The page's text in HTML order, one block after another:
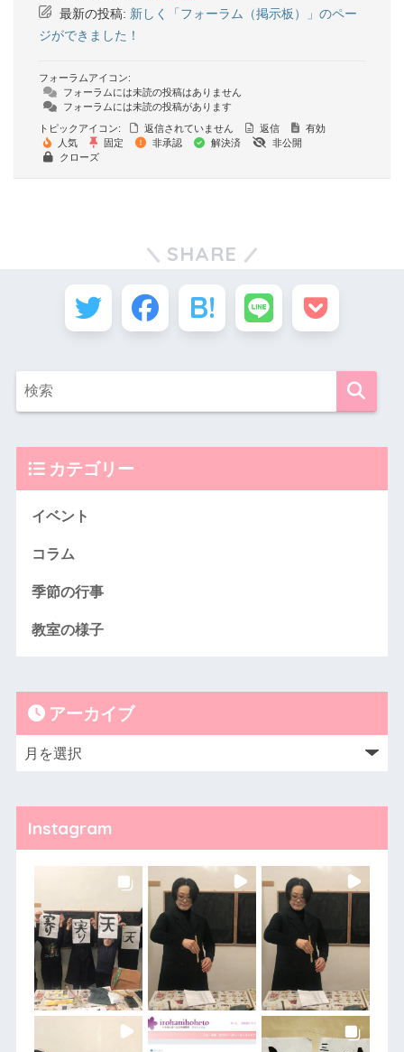
最新の投稿: 新しく「フォーラム（掲示板）」のペー
ジができました！
フォーラムアイコン:
フォーラムには未読の投稿はありません
フォーラムには未読の投稿があります
トピックアイコン:
返信されていません 返信
有効
人気
固定 非承認 解決済
非公開
クローズ
SHARE
カテゴリー
イベント
コラム
季節の行事
教室の様子
アーカイブ
Instagram